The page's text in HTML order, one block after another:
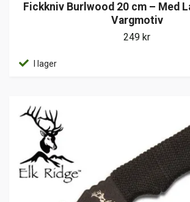
Fickkniv Burlwood 20 cm – Med
Vargmotiv
249 kr
I lager